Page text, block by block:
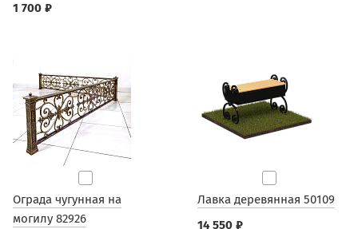
1 700 ₽
Ограда чугунная на
могилу 82926
Лавка деревянная 50109
14 550 ₽